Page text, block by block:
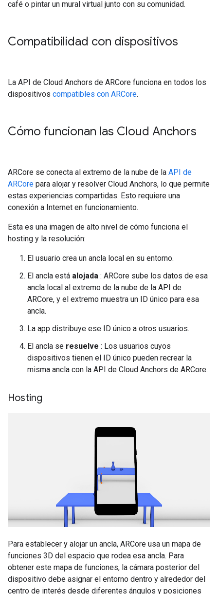
café o pintar un mural virtual junto con su comunidad.
Compatibilidad con dispositivos
La API de Cloud Anchors de ARCore funciona en todos los
dispositivos compatibles con ARCore.
Cómo funcionan las Cloud Anchors
ARCore se conecta al extremo de la nube de la API de
ARCore para alojar y resolver Cloud Anchors, lo que permite
estas experiencias compartidas. Esto requiere una
conexión a Internet en funcionamiento.
Esta es una imagen de alto nivel de cómo funciona el
hosting y la resolución:
El usuario crea un ancla local en su entorno.
El ancla está alojada : ARCore sube los datos de esa
ancla local al extremo de la nube de la API de
ARCore, y el extremo muestra un ID único para esa
ancla.
La app distribuye ese ID único a otros usuarios.
El ancla se resuelve : Los usuarios cuyos
dispositivos tienen el ID único pueden recrear la
misma ancla con la API de Cloud Anchors de ARCore.
Hosting
Para establecer y alojar un ancla, ARCore usa un mapa de
funciones 3D del espacio que rodea esa ancla. Para
obtener este mapa de funciones, la cámara posterior del
dispositivo debe asignar el entorno dentro y alrededor del
centro de interés desde diferentes ángulos y posiciones